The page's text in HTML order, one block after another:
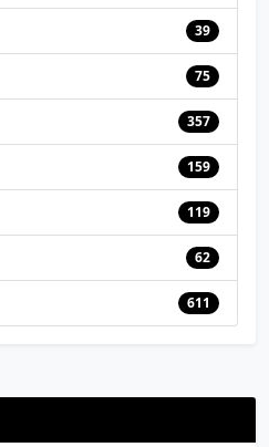
39
75
357
159
119
62
611